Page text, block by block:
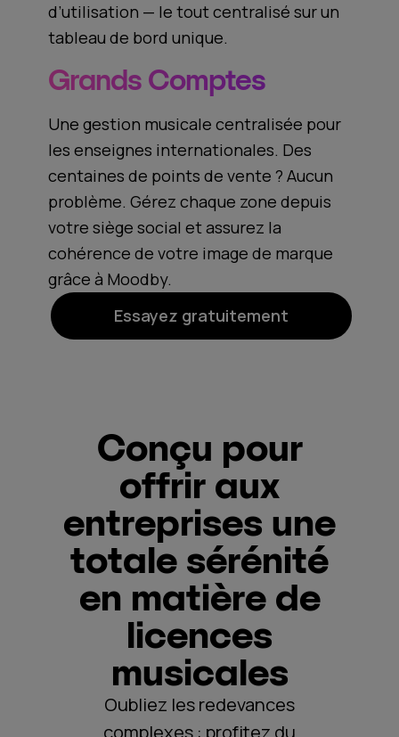
d’utilisation — le tout centralisé sur un
tableau de bord unique.
Grands Comptes
Une gestion musicale centralisée pour
les enseignes internationales. Des
centaines de points de vente ? Aucun
problème. Gérez chaque zone depuis
votre siège social et assurez la
cohérence de votre image de marque
grâce à Moodby.
Essayez gratuitement
Conçu pour
offrir aux
entreprises une
totale sérénité
en matière de
licences
musicales
Oubliez les redevances
complexes : profitez du